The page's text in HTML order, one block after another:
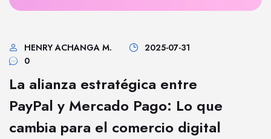
HENRY ACHANGA M.
2025-07-31
0
La alianza estratégica entre
PayPal y Mercado Pago: Lo que
cambia para el comercio digital